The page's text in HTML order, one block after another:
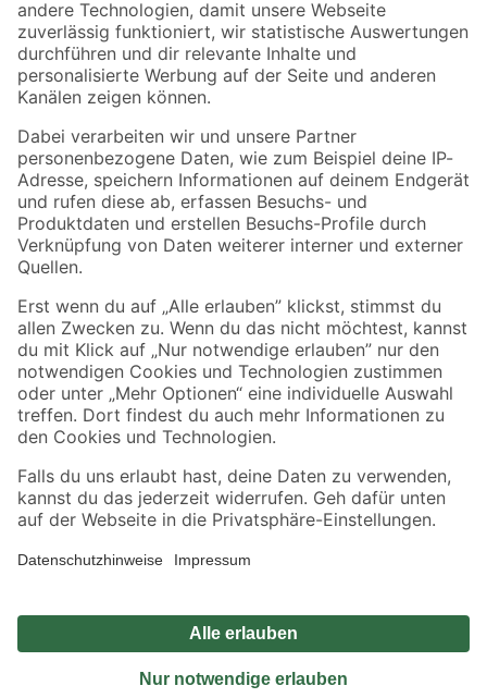
Zur Newsletter Anmeldung
Folge uns
Zahlungsarten Versandarten
Sicher einkaufen
Jetzt die toom-App herunterladen
Alle Preisangaben in EUR inkl. gesetzl. MwSt.. Die dargestellten Angebote sind unter
Umständen nicht in allen Märkten verfügbar. Die angegebenen Verfügbarkeiten beziehen
Produkte nur solange der Vorrat reicht.
*Paketversand ab 59 € versandkostenfrei, gilt nicht für Artikel mit Speditionsversand, hier
Privatsphäre Impressum
Nutzungsbedingungen
Widerrufsrecht
Vertrag widerrufen